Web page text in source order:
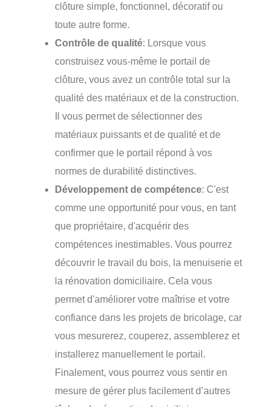
clôture simple, fonctionnel, décoratif ou
toute autre forme.
Contrôle de qualité: Lorsque vous
construisez vous-même le portail de
clôture, vous avez un contrôle total sur la
qualité des matériaux et de la construction.
Il vous permet de sélectionner des
matériaux puissants et de qualité et de
confirmer que le portail répond à vos
normes de durabilité distinctives.
Développement de compétence: C'est
comme une opportunité pour vous, en tant
que propriétaire, d'acquérir des
compétences inestimables. Vous pourrez
découvrir le travail du bois, la menuiserie et
la rénovation domiciliaire. Cela vous
permet d'améliorer votre maîtrise et votre
confiance dans les projets de bricolage, car
vous mesurerez, couperez, assemblerez et
installerez manuellement le portail.
Finalement, vous pourrez vous sentir en
mesure de gérer plus facilement d’autres